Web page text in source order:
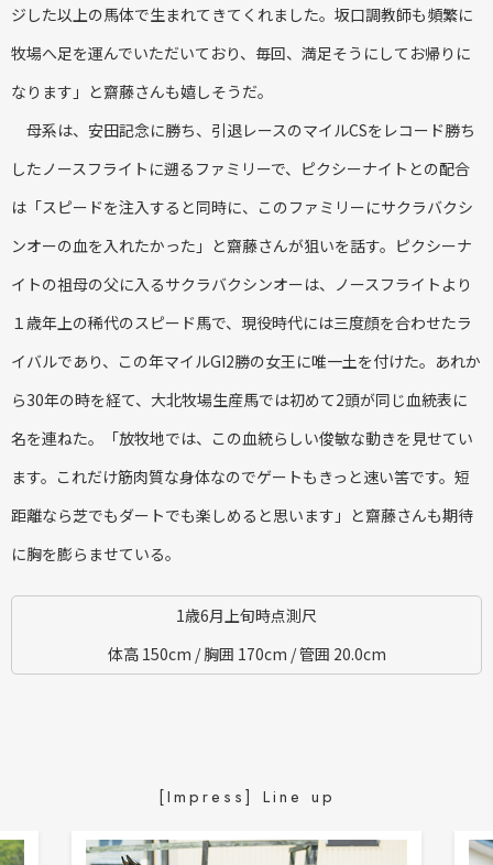
ジした以上の馬体で生まれてきてくれました。坂口調教師も頻繁に
牧場へ足を運んでいただいており、毎回、満足そうにしてお帰りに
なります」と齋藤さんも嬉しそうだ。
母系は、安田記念に勝ち、引退レースのマイルCSをレコード勝ち
したノースフライトに遡るファミリーで、ピクシーナイトとの配合
は「スピードを注入すると同時に、このファミリーにサクラバクシ
ンオーの血を入れたかった」と齋藤さんが狙いを話す。ピクシーナ
イトの祖母の父に入るサクラバクシンオーは、ノースフライトより
１歳年上の稀代のスピード馬で、現役時代には三度顔を合わせたラ
イバルであり、この年マイルGI2勝の女王に唯一土を付けた。あれか
ら30年の時を経て、大北牧場生産馬では初めて2頭が同じ血統表に
名を連ねた。「放牧地では、この血統らしい俊敏な動きを見せてい
ます。これだけ筋肉質な身体なのでゲートもきっと速い筈です。短
距離なら芝でもダートでも楽しめると思います」と齋藤さんも期待
に胸を膨らませている。
1歳6月上旬時点測尺
体高 150cm / 胸囲 170cm / 管囲 20.0cm
[Impress] Line up